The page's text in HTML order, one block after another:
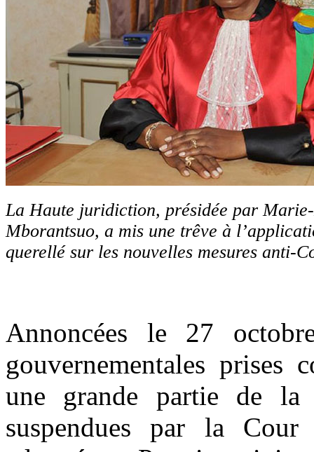
La Haute juridiction, présidée par
Mborantsuo, a mis une trêve à
querellé sur les nouvelles mesures anti-
Annoncées le 27
gouvernementales prises
une grande partie de la
suspendues par la